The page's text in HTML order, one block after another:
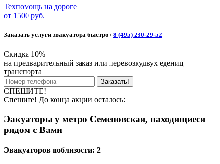
Техпомощь на дороге
от 1500 руб.
Заказать услуги эвакуатора быстро / 8 (495) 230-29-52
Скидка 10%
на предварительный заказ или перевозкудвух едениц
транспорта
Заказать!
СПЕШИТЕ!
Спешите! До конца акции осталось:
Эакуаторы у метро Семеновская, находящиеся
рядом с Вами
Эвакуаторов поблизости: 2